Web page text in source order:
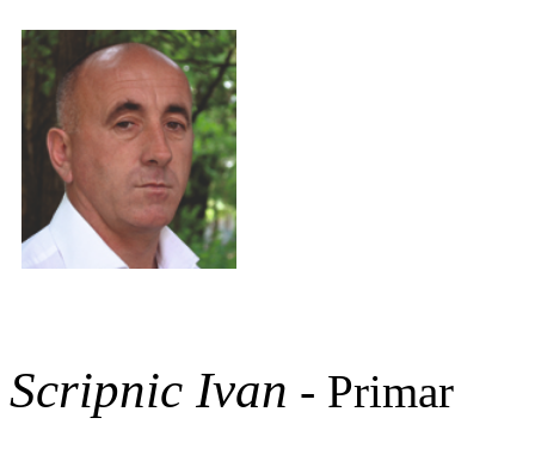
Scripnic Ivan - Primar